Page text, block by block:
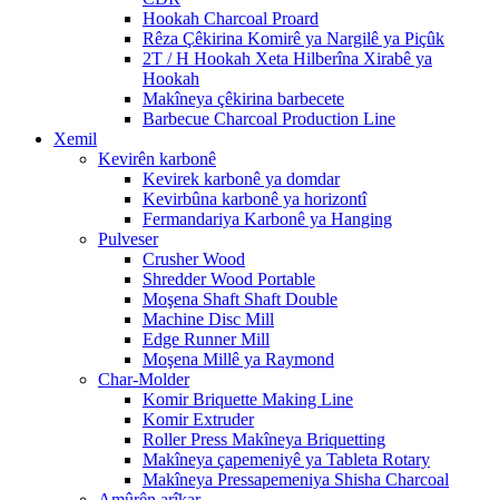
Hookah Charcoal Proard
Rêza Çêkirina Komirê ya Nargilê ya Piçûk
2T / H Hookah Xeta Hilberîna Xirabê ya
Hookah
Makîneya çêkirina barbecete
Barbecue Charcoal Production Line
Xemil
Kevirên karbonê
Kevirek karbonê ya domdar
Kevirbûna karbonê ya horizontî
Fermandariya Karbonê ya Hanging
Pulveser
Crusher Wood
Shredder Wood Portable
Moşena Shaft Shaft Double
Machine Disc Mill
Edge Runner Mill
Moşena Millê ya Raymond
Char-Molder
Komir Briquette Making Line
Komir Extruder
Roller Press Makîneya Briquetting
Makîneya çapemeniyê ya Tableta Rotary
Makîneya Pressapemeniya Shisha Charcoal